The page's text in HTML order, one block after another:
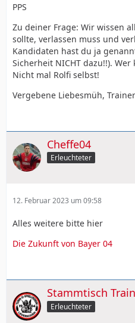
PPS
Zu deiner Frage: Wir wissen
sollte, verlassen muss und
Kandidaten hast du ja
Sicherheit NICHT dazu!!).
Nicht mal Rolfi selbst!
Vergebene Liebesmüh,
Cheffe04
Erleuchteter
12. Februar 2023 um 09:58
Alles weitere bitte hier
Die Zukunft von Bayer 04
Stammtisch
Erleuchteter